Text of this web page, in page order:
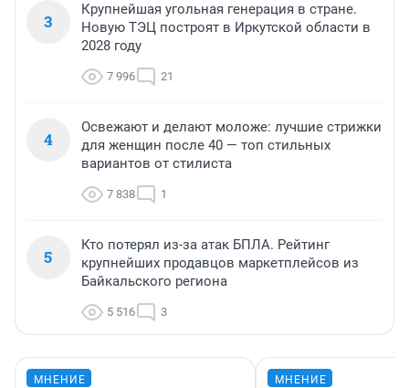
3
Крупнейшая угольная генерация в стране.
Новую ТЭЦ построят в Иркутской области в
2028 году
7 996 21
4
Освежают и делают моложе: лучшие стрижки
для женщин после 40 — топ стильных
вариантов от стилиста
7 838 1
5
Кто потерял из-за атак БПЛА. Рейтинг
крупнейших продавцов маркетплейсов из
Байкальского региона
5 516 3
МНЕНИЕ МНЕНИЕ